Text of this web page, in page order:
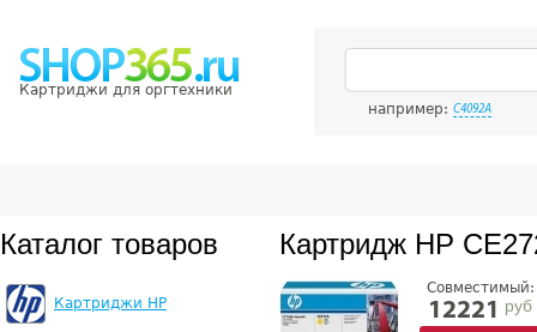
Картриджи для оргтехники
например: C4092A
Каталог товаров
Картриджи HP
Картридж HP
Совместимый:
12221
руб